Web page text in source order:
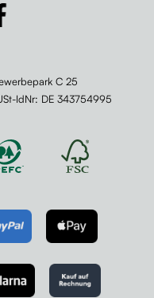
C 25
IdNr: DE 343754995